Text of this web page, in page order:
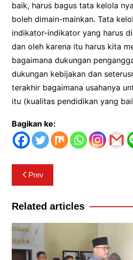
baik, harus bagus tata kelola
boleh dimain-mainkan. Tata
indikator-indikator yang harus
dan oleh karena itu harus kita
bagaimana dukungan
dukungan kebijakan dan
terakhir bagaimana usahanya
itu (kualitas pendidikan yang
Bagikan ke:
Navigasi
pos
Prev
Related articles